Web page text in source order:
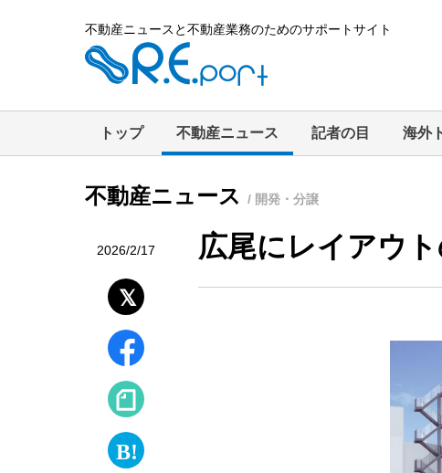
不動産ニュースと不動産業務のためのサポートサイト
トップ 不動産ニュース 記者の目 海外
不動産ニュース / 開発・分譲
2026/2/17 広尾にレイアウ